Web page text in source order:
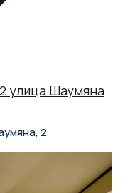
улица Шаумяна
2